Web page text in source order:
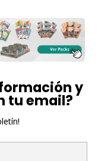
y
tu email?